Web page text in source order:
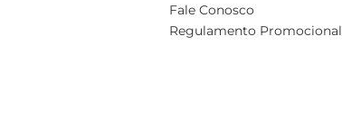
Fale Conosco
Regulamento Promocional